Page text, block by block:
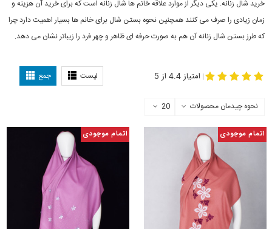
خرید شال زنانه. یکی دیگر از موارد علاقه خانم ها شال زنانه است که برای خرید آن هزینه و
زمان زیادی را صرف می کنند همچنین نحوه بستن شال برای خانم ها بسیار اهمیت دارد چرا
که طرز بستن شال زنانه آن هم به صورت حرفه ای ظاهر و چهر فرد را زیباتر نشان می دهد.
لیست جمع | امتیاز 4.4 از 5
نحوه چیدمان محصولات 20
اتمام موجودی اتمام موجودی